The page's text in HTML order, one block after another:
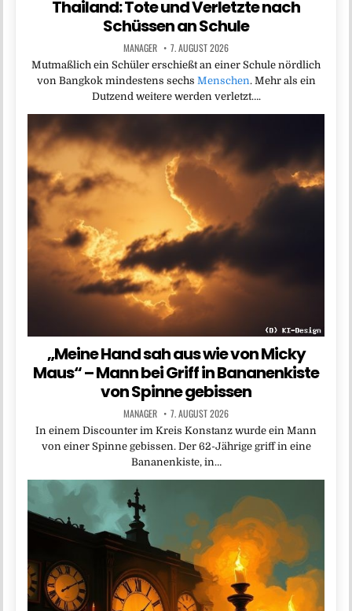
Thailand: Tote und Verletzte nach
Schüssen an Schule
MANAGER 7. AUGUST 2026
Mutmaßlich ein Schüler erschießt an einer Schule nördlich
von Bangkok mindestens sechs Menschen. Mehr als ein
Dutzend weitere werden verletzt….
„Meine Hand sah aus wie von Micky
Maus“ – Mann bei Griff in Bananenkiste
von Spinne gebissen
MANAGER 7. AUGUST 2026
In einem Discounter im Kreis Konstanz wurde ein Mann
von einer Spinne gebissen. Der 62-Jährige griff in eine
Bananenkiste, in…